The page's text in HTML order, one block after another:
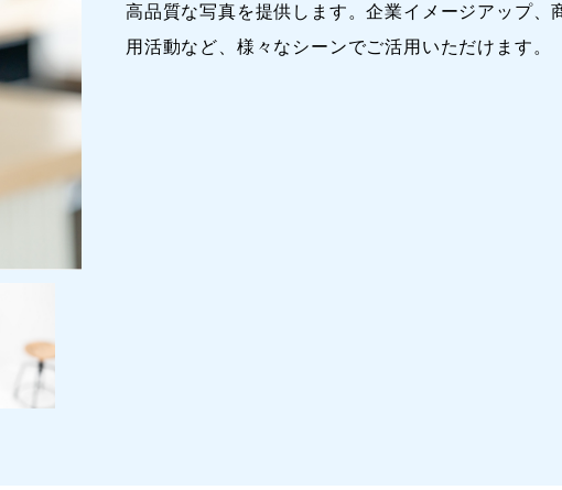
高品質な写真を提供します。企業イメージアップ、
用活動など、様々なシーンでご活用いただけます。